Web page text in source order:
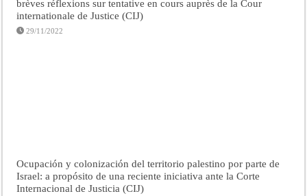
brèves réflexions sur tentative en cours auprès de la Cour
internationale de Justice (CIJ)
29/11/2022
Ocupación y colonización del territorio palestino por parte de
Israel: a propósito de una reciente iniciativa ante la Corte
Internacional de Justicia (CIJ)